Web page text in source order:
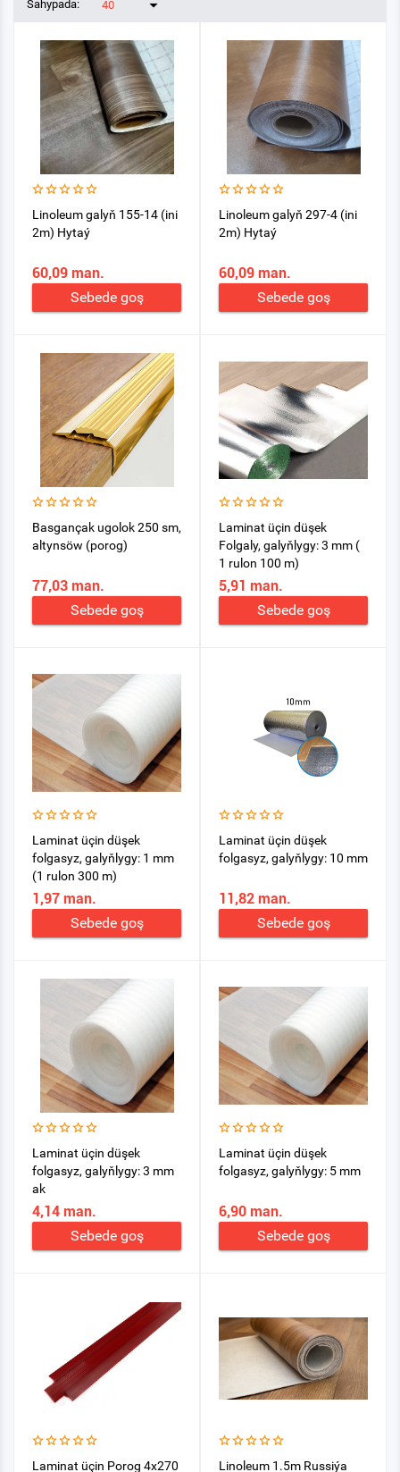
Sahypada: 40
Linolеum galyň 155-14 (ini
2m) Hytaý
60,09 man.
Sebede goş
Linolеum galyň 297-4 (ini
2m) Hytaý
60,09 man.
Sebede goş
Basgançak ugolok 250 sm,
altynsöw (porog)
77,03 man.
Sebede goş
Laminat üçin düşek
Folgaly, galyňlygy: 3 mm (
1 rulon 100 m)
5,91 man.
Sebede goş
Laminat üçin düşek
folgasyz, galyňlygy: 1 mm
(1 rulon 300 m)
1,97 man.
Sebede goş
Laminat üçin düşek
folgasyz, galyňlygy: 10 mm
11,82 man.
Sebede goş
Laminat üçin düşek
folgasyz, galyňlygy: 3 mm
ak
4,14 man.
Sebede goş
Laminat üçin düşek
folgasyz, galyňlygy: 5 mm
6,90 man.
Sebede goş
Laminat üçin Porog 4х270 Linoleum 1.5m Russiýa